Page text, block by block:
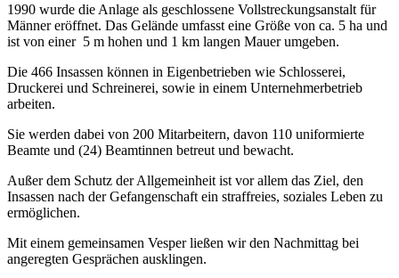
1990 wurde die Anlage als geschlossene Vollstreckungsanstalt für
Männer eröffnet. Das Gelände umfasst eine Größe von ca. 5 ha und
ist von einer 5 m hohen und 1 km langen Mauer umgeben.
Die 466 Insassen können in Eigenbetrieben wie Schlosserei,
Druckerei und Schreinerei, sowie in einem Unternehmerbetrieb
arbeiten.
Sie werden dabei von 200 Mitarbeitern, davon 110 uniformierte
Beamte und (24) Beamtinnen betreut und bewacht.
Außer dem Schutz der Allgemeinheit ist vor allem das Ziel, den
Insassen nach der Gefangenschaft ein straffreies, soziales Leben zu
ermöglichen.
Mit einem gemeinsamen Vesper ließen wir den Nachmittag bei
angeregten Gesprächen ausklingen.